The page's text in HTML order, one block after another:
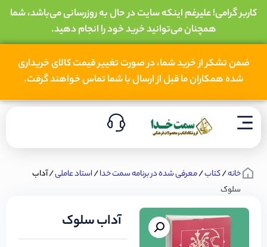
کاربر گرامی! علیرغم اینکه سایت در حال به روزرسانی می‌باشد، شما
همچنان می‌توانید خرید خود را انجام دهید.
ضمن تشکر از خرید شما، در صورت تغییر قیمت کالای خریداری
شده همکاران ما قبل از ارسال با شما تماس خواهند گرفت.
خانه/کتاب/معرفی شده در برنامه سمت خدا/استاد عاملی/ آداب
سلوک
آداب سلوک